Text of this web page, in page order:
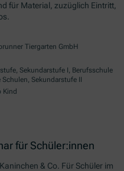
für Material, zuzüglich Eintritt,
Tiergarten GmbH
Sekundarstufe I, Berufsschule
Sekundarstufe II
Kind
für Schüler:innen
& Co. Für Schüler im